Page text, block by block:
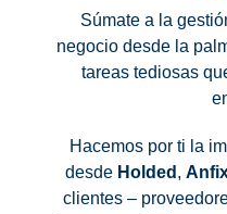
Súmate a la
negocio desde la
tareas tediosas
Hacemos por ti la
desde Holded ,
clientes –